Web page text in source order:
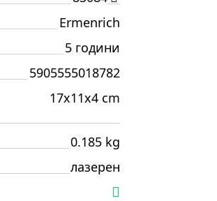
Ermenrich
5 години
5905555018782
17x11x4 cm
0.185 kg
лазерен